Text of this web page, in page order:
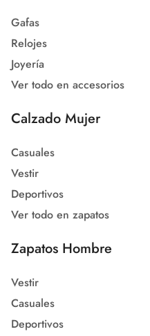
Gafas
Relojes
Joyería
Ver todo en accesorios
Calzado Mujer
Casuales
Vestir
Deportivos
Ver todo en zapatos
Zapatos Hombre
Vestir
Casuales
Deportivos